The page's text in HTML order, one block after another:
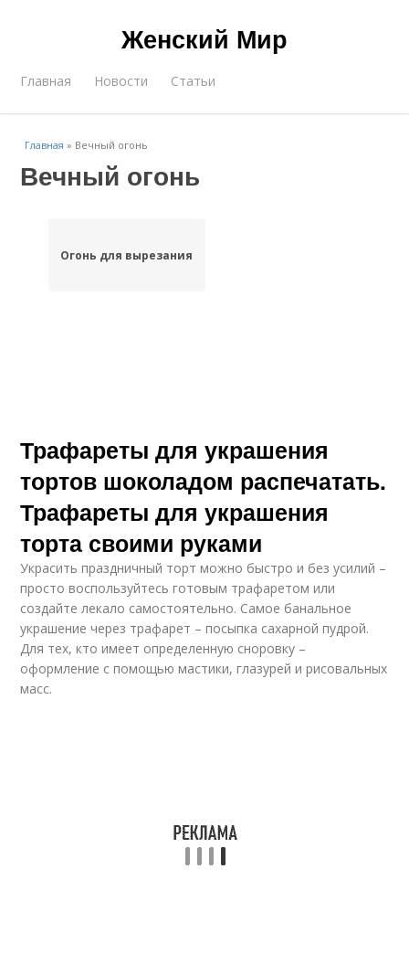
Женский Мир
Главная Новости Статьи
Главная » Вечный огонь
Вечный огонь
Огонь для вырезания
Трафареты для украшения
тортов шоколадом распечатать.
Трафареты для украшения
торта своими руками
Украсить праздничный торт можно быстро и без усилий –
просто воспользуйтесь готовым трафаретом или
создайте лекало самостоятельно. Самое банальное
украшение через трафарет – посыпка сахарной пудрой.
Для тех, кто имеет определенную сноровку –
оформление с помощью мастики, глазурей и рисовальных
масс.